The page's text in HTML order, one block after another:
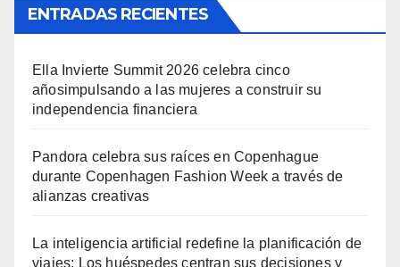
ENTRADAS RECIENTES
Ella Invierte Summit 2026 celebra cinco
añosimpulsando a las mujeres a construir su
independencia financiera
Pandora celebra sus raíces en Copenhague
durante Copenhagen Fashion Week a través de
alianzas creativas
La inteligencia artificial redefine la planificación de
viajes: Los huéspedes centran sus decisiones y